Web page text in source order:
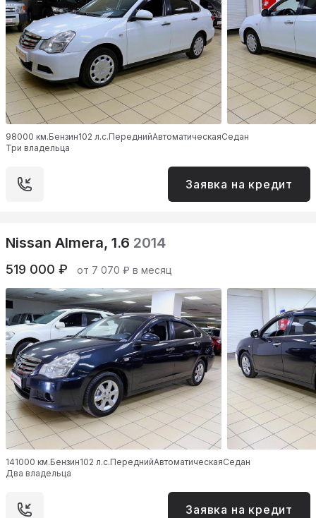
98000 км.Бензин102 л.с.ПереднийАвтоматическаяСедан
Три владельца
Заявка на кредит
Nissan Almera, 1.6 2014
519 000 ₽ от 7 070 ₽ в месяц
141000 км.Бензин102 л.с.ПереднийАвтоматическаяСедан
Два владельца
Заявка на кредит